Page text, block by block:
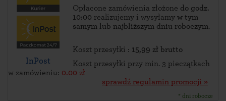
InPost
Opłacone zamówienia złożone do godz.
10:00 realizujemy i wysyłamy w tym
samym lub najbliższym dniu roboczym.
Koszt przesyłki : 15,99 zł brutto
Koszt przesyłki przy min. 3 pieczątkach
w zamówieniu: 0.00 zł
sprawdź regulamin promocji »
* dni robocze